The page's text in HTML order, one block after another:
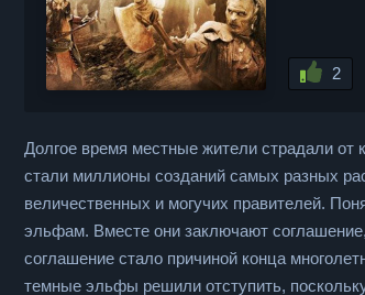
2
Долгое время местные жители страдали
стали миллионы созданий самых разных
величественных и могучих правителей.
эльфам. Вместе они заключают
соглашение стало причиной конца
темные эльфы решили отступить,